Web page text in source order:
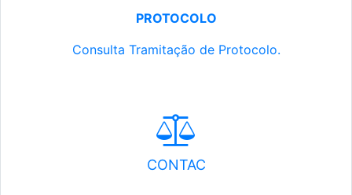
PROTOCOLO
Consulta Tramitação de Protocolo.
CONTAC